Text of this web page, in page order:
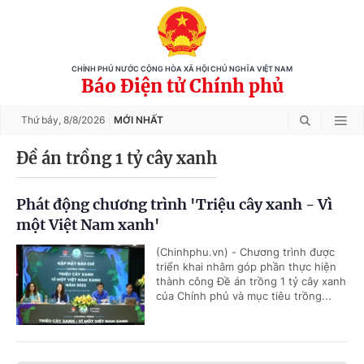
CHÍNH PHỦ NƯỚC CỘNG HÒA XÃ HỘI CHỦ NGHĨA VIỆT NAM
Báo Điện tử Chính phủ
Thứ bảy, 8/8/2026 MỚI NHẤT
Đề án trồng 1 tỷ cây xanh
Phát động chương trình 'Triệu cây xanh - Vì
một Việt Nam xanh'
(Chinhphu.vn) - Chương trình được
triển khai nhằm góp phần thực hiện
thành công Đề án trồng 1 tỷ cây xanh
của Chính phủ và mục tiêu trồng...